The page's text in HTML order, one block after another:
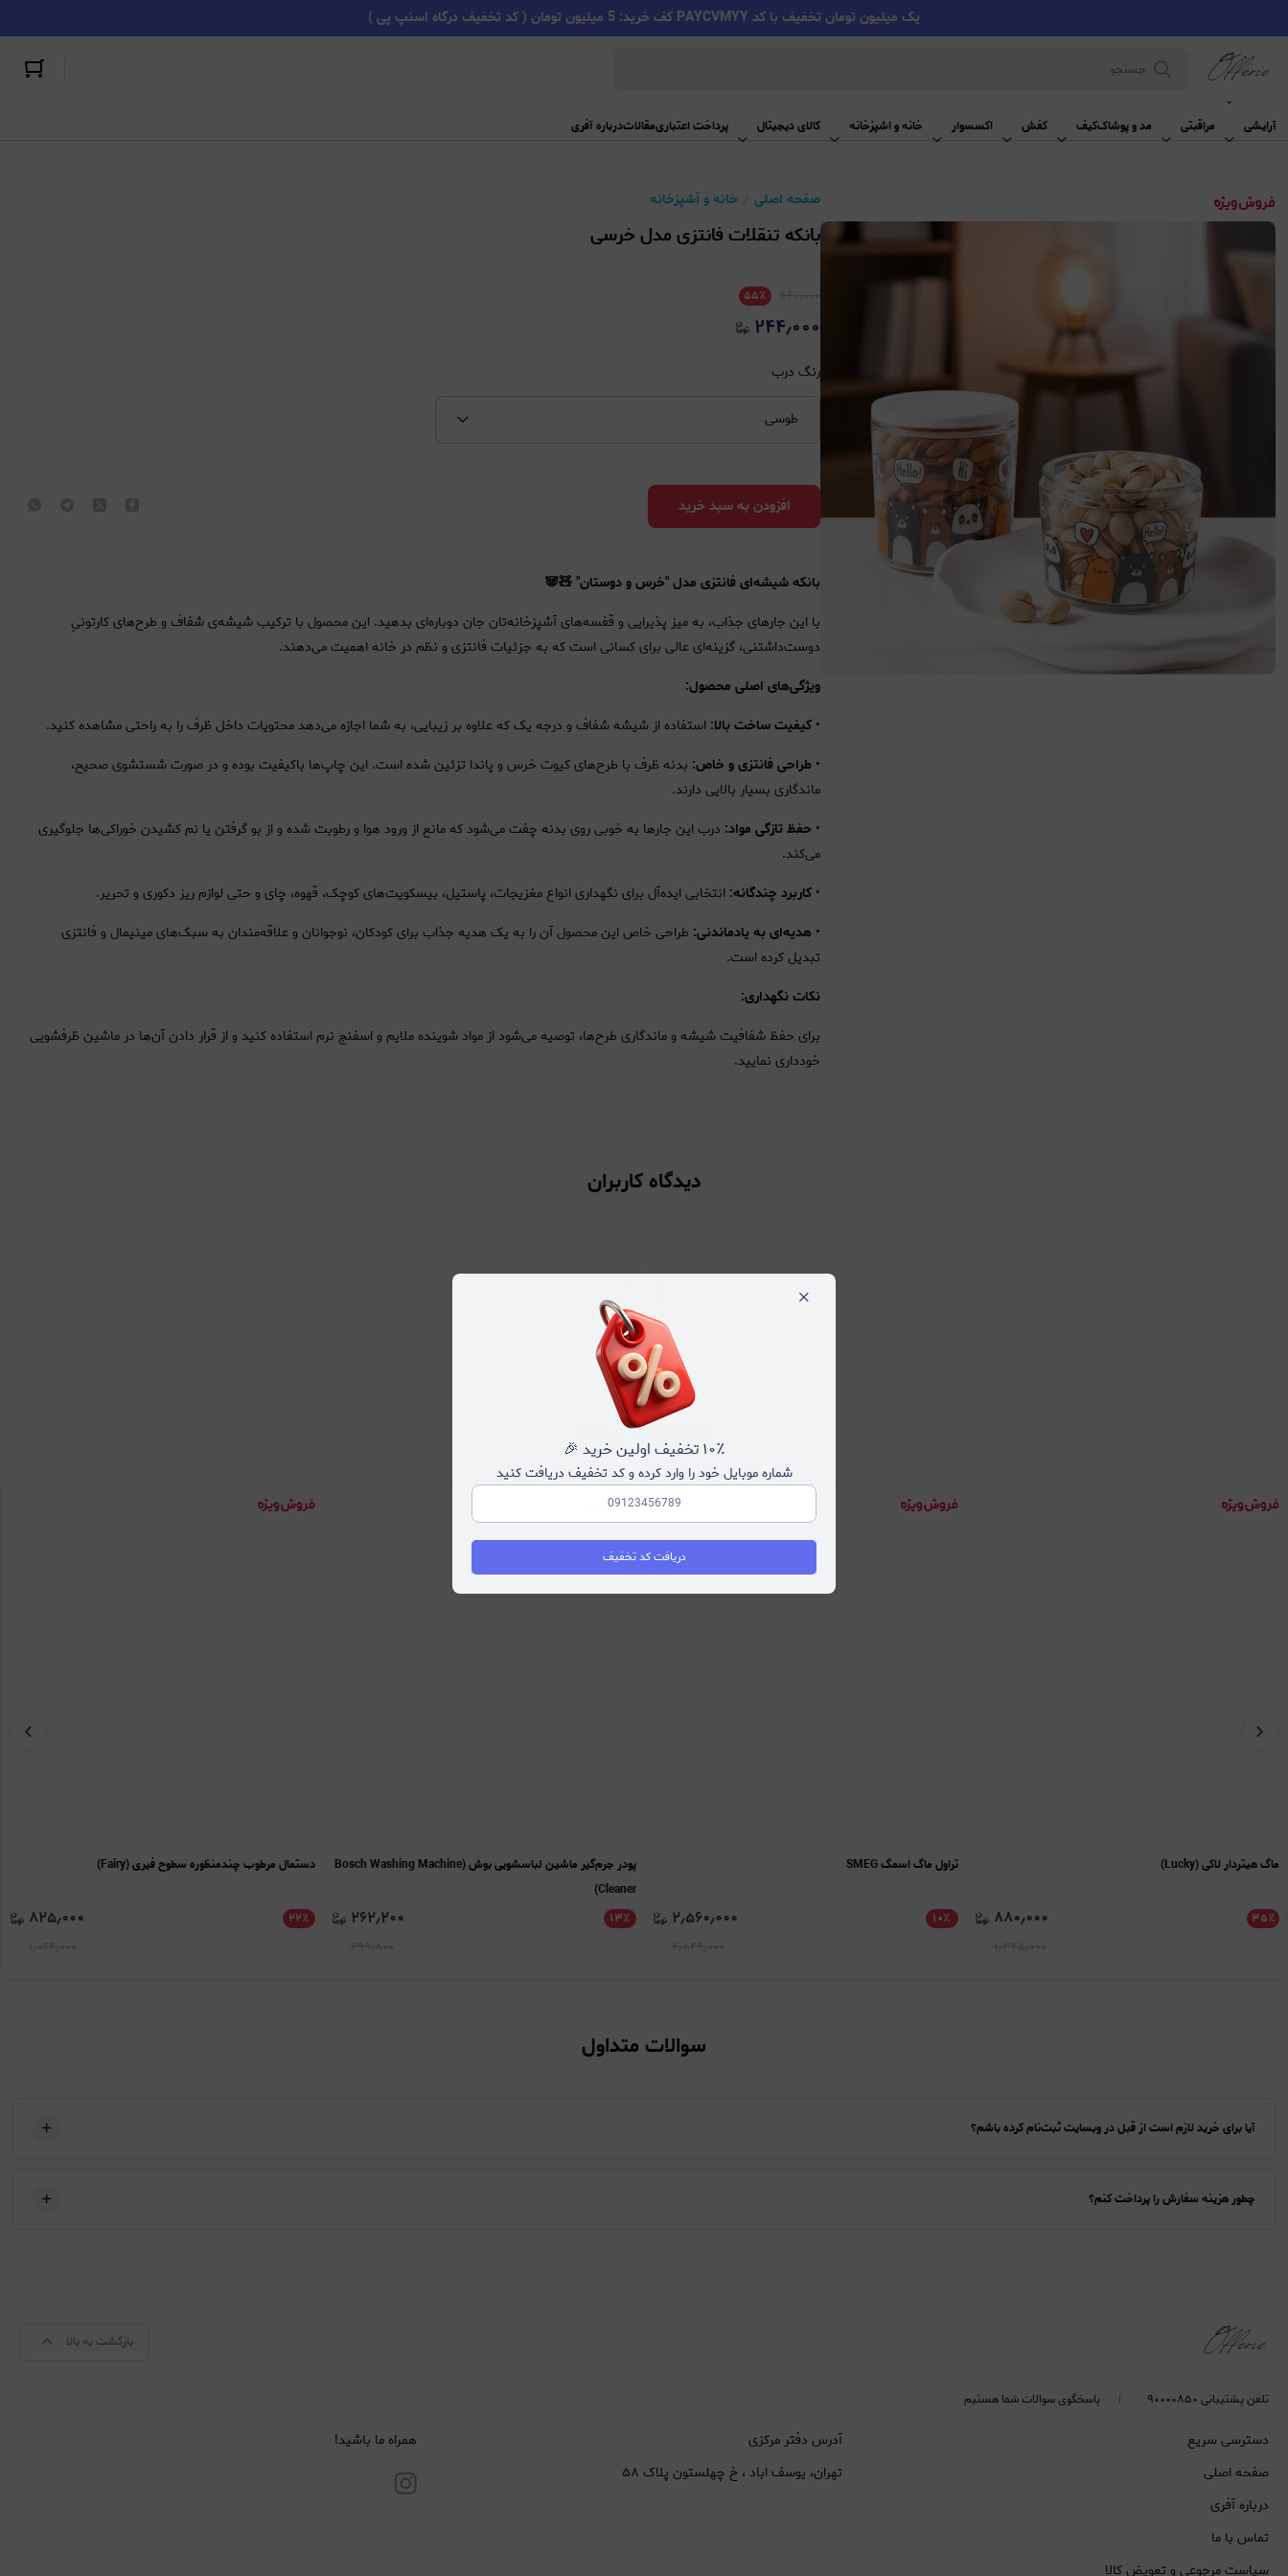
یک میلیون تومان تخفیف با کد PAYCVMYY کف خرید: 5 میلیون تومان ( کد تخفیف درگاه اسنپ پی )
آرایشی مراقبتی مد و پوشاککیف کفش اکسسوار خانه و اشپزخانه کالای دیجیتال پرداخت اعتباریمقالاتدرباره آفری
صفحه اصلی خانه و آشپزخانه
بانکه تنقلات فانتزی مدل خرسی
۵۵٪
۲۴۴٫۰۰۰
رنگ درب
طوسی
افزودن به سبد خرید
بانکه شیشه‌ای فانتزی مدل "خرس و دوستان" 🧸🐼
با این جارهای جذاب، به میز پذیرایی و قفسه‌های آشپزخانه‌تان جان دوباره‌ای بدهید. این محصول با ترکیب شیشه‌ی شفاف و طرح‌های کارتونیِ
دوست‌داشتنی، گزینه‌ای عالی برای کسانی است که به جزئیات فانتزی و نظم در خانه اهمیت می‌دهند.
ویژگی‌های اصلی محصول:
• کیفیت ساخت بالا: استفاده از شیشه شفاف و درجه یک که علاوه بر زیبایی، به شما اجازه می‌دهد محتویات داخل ظرف را به راحتی مشاهده کنید.
• طراحی فانتزی و خاص: بدنه ظرف با طرح‌های کیوت خرس و پاندا تزئین شده است. این چاپ‌ها باکیفیت بوده و در صورت شستشوی صحیح،
ماندگاری بسیار بالایی دارند.
• حفظ تازگی مواد: درب این جارها به خوبی روی بدنه چفت می‌شود که مانع از ورود هوا و رطوبت شده و از بو گرفتن یا نم کشیدن خوراکی‌ها جلوگیری
می‌کند.
• کاربرد چندگانه: انتخابی ایده‌آل برای نگهداری انواع مغزیجات، پاستیل، بیسکویت‌های کوچک، قهوه، چای و حتی لوازم ریز دکوری و تحریر.
• هدیه‌ای به یادماندنی: طراحی خاص این محصول آن را به یک هدیه جذاب برای کودکان، نوجوانان و علاقه‌مندان به سبک‌های مینیمال و فانتزی
تبدیل کرده است.
نکات نگهداری:
برای حفظ شفافیت شیشه و ماندگاری طرح‌ها، توصیه می‌شود از مواد شوینده ملایم و اسفنج نرم استفاده کنید و از قرار دادن آن‌ها در ماشین ظرفشویی
خودداری نمایید.
دیدگاه کاربران
محصولات مرتبط
ماگ هیتردار لاکی (Lucky)
۳۵٪ ۸۸۰٫۰۰۰
تراول ماگ اسمگ SMEG
۱۰٪ ۲٫۵۶۰٫۰۰۰
پودر جرم‌گیر ماشین لباسشویی بوش (Bosch Washing Machine
Cleaner)
۱۳٪ ۲۶۲٫۲۰۰
دستمال مرطوب چندمنظوره سطوح فیری (Fairy)
۲۲٪ ۸۲۵٫۰۰۰
سوالات متداول
آیا برای خرید لازم است از قبل در وبسایت ثبت‌نام کرده باشم؟
چطور هزینه سفارش را پرداخت کنم؟
بازگشت به بالا
تلفن پشتیبانی ۹۰۰۰۰۸۵۰ پاسخگوی سوالات شما هستیم
دسترسی سریع
صفحه اصلی
درباره آفری
تماس با ما
سیاست مرجوعی و تعویض کالا
آدرس دفتر مرکزی
تهران، یوسف اباد ، خ چهلستون پلاک ۵۸
همراه ما باشید!
×
۱۰٪ تخفیف اولین خرید 🎉
شماره موبایل خود را وارد کرده و کد تخفیف دریافت کنید
دریافت کد تخفیف